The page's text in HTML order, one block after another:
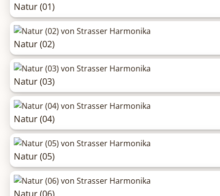
Natur (01)
Natur (02)
Natur (03)
Natur (04)
Natur (05)